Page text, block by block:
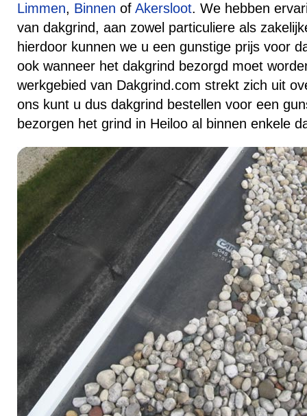
Limmen, Binnen of Akersloot. We hebben
van dakgrind, aan zowel particuliere als
hierdoor kunnen we u een gunstige prijs voor
ook wanneer het dakgrind bezorgd moet
werkgebied van Dakgrind.com strekt zich uit
ons kunt u dus dakgrind bestellen voor een
bezorgen het grind in Heiloo al binnen enkele